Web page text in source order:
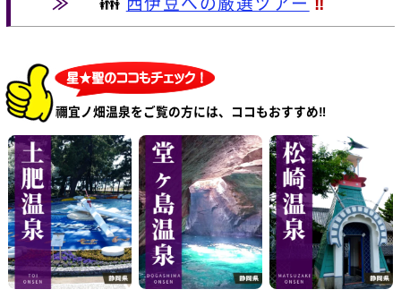
禰宜ノ畑温泉をご覧の方には、ココもおすすめ‼